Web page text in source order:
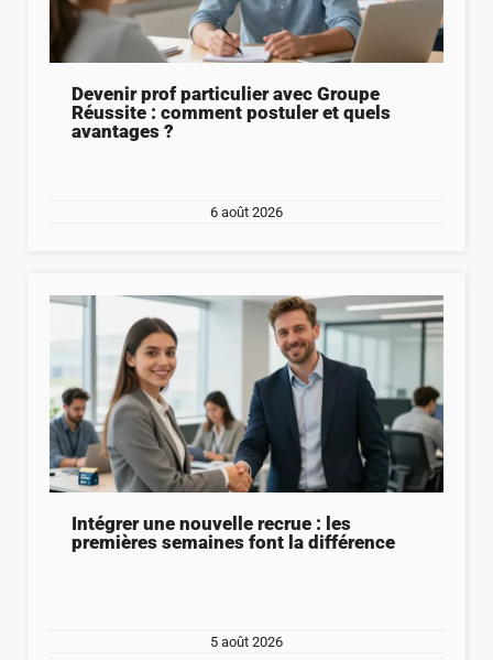
Devenir prof particulier avec Groupe
Réussite : comment postuler et quels
avantages ?
6 août 2026
Intégrer une nouvelle recrue : les
premières semaines font la différence
5 août 2026